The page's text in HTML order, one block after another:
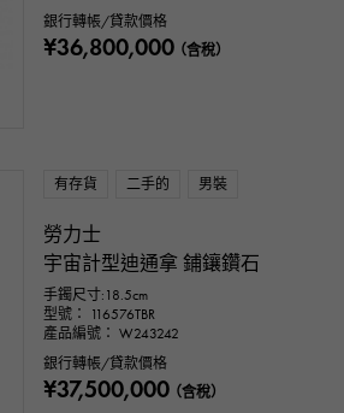
銀行轉帳/貸款價格
¥36,800,000（含稅）
有存貨 二手的 男裝
勞力士
宇宙計型迪通拿 鋪鑲鑽石
手鐲尺寸:18.5cm
型號： 116576TBR
產品編號： W243242
銀行轉帳/貸款價格
¥37,500,000（含稅）